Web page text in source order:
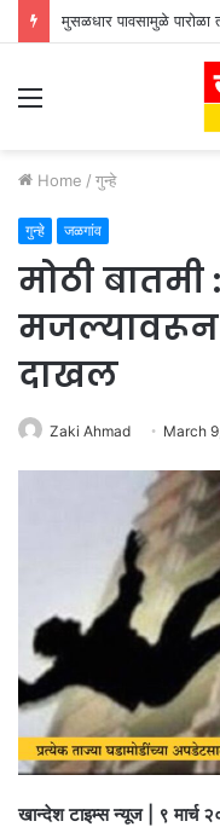
Menu
Home / गुन्हे
गुन्हे जळगांव
मोठी बातमी
दाखल
Zaki Ahmad March
खान्देश टाइम्स न्यूज | ९ मार्च